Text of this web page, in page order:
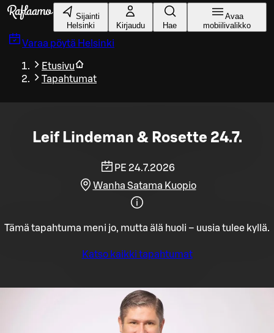
Siirry pääsisältöön
Sijainti
Helsinki
Kirjaudu Hae
Avaa
mobiilivalikko
Varaa pöytä Helsinki
Etusivu
Tapahtumat
Leif Lindeman & Rosette 24.7.
PE 24.7.2026
Wanha Satama Kuopio
Tämä tapahtuma meni jo, mutta älä huoli – uusia tulee kyllä.
Katso kaikki tapahtumat